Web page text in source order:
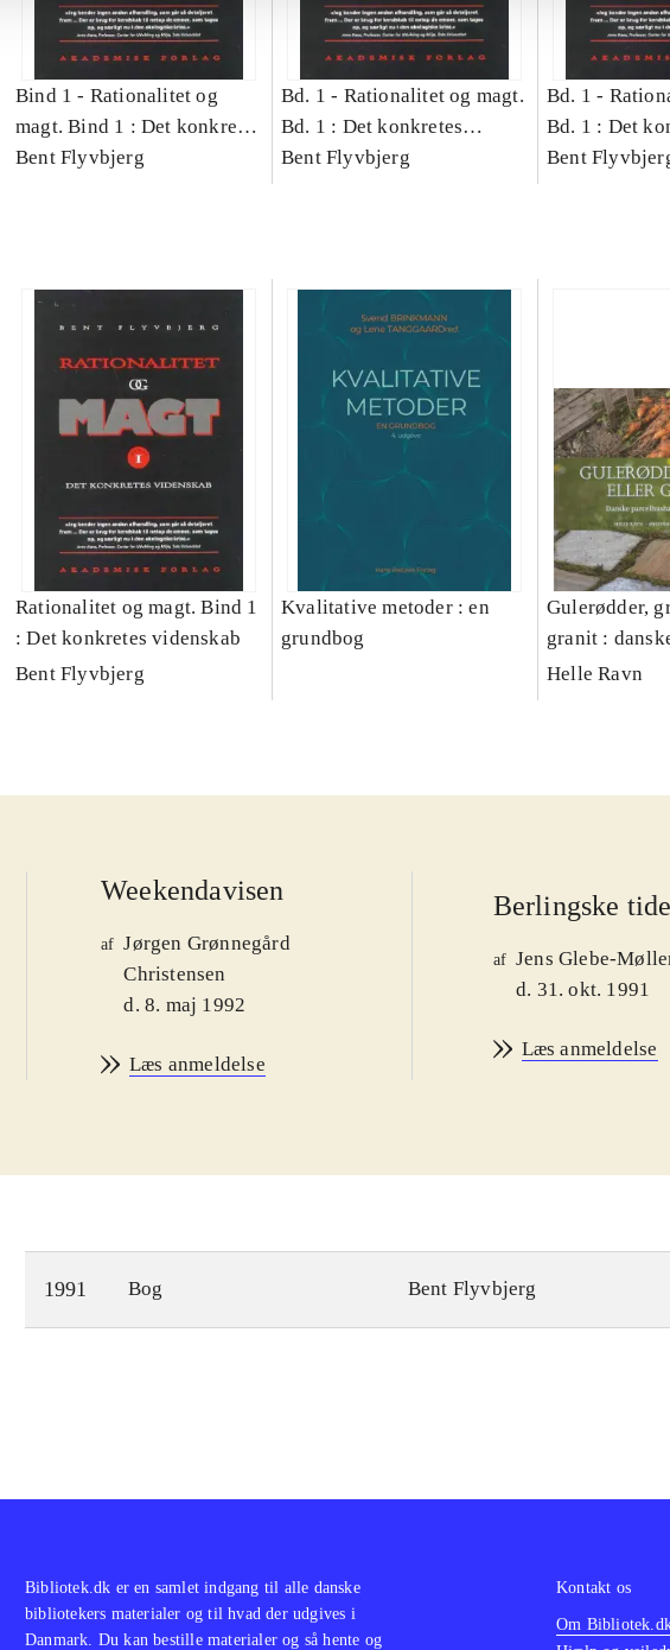
Bind 1 - Rationalitet og
magt. Bind 1 : Det konkretes
videnskab
Bent Flyvbjerg
Bd. 1 - Rationalitet og magt.
Bd. 1 : Det konkretes
videnskab
Bent Flyvbjerg
Bd. 1 -
Bd. 1 : Det
videnskab
Bent
Rationalitet og magt. Bind 1
: Det konkretes videnskab
Bent Flyvbjerg
Kvalitative metoder : en
grundbog
Gulerødder,
granit :
Helle Ravn
Weekendavisen
af Jørgen Grønnegård
Christensen
d. 8. maj 1992
Læs anmeldelse
Berlingske
af Jens Glebe-
d. 31. okt. 1991
Læs anmeldelse
1991 Bog Bent Flyvbjerg
Bibliotek.dk er en samlet indgang til alle danske
bibliotekers materialer og til hvad der udgives i
Danmark. Du kan bestille materialer og så hente og
Kontakt os
Om